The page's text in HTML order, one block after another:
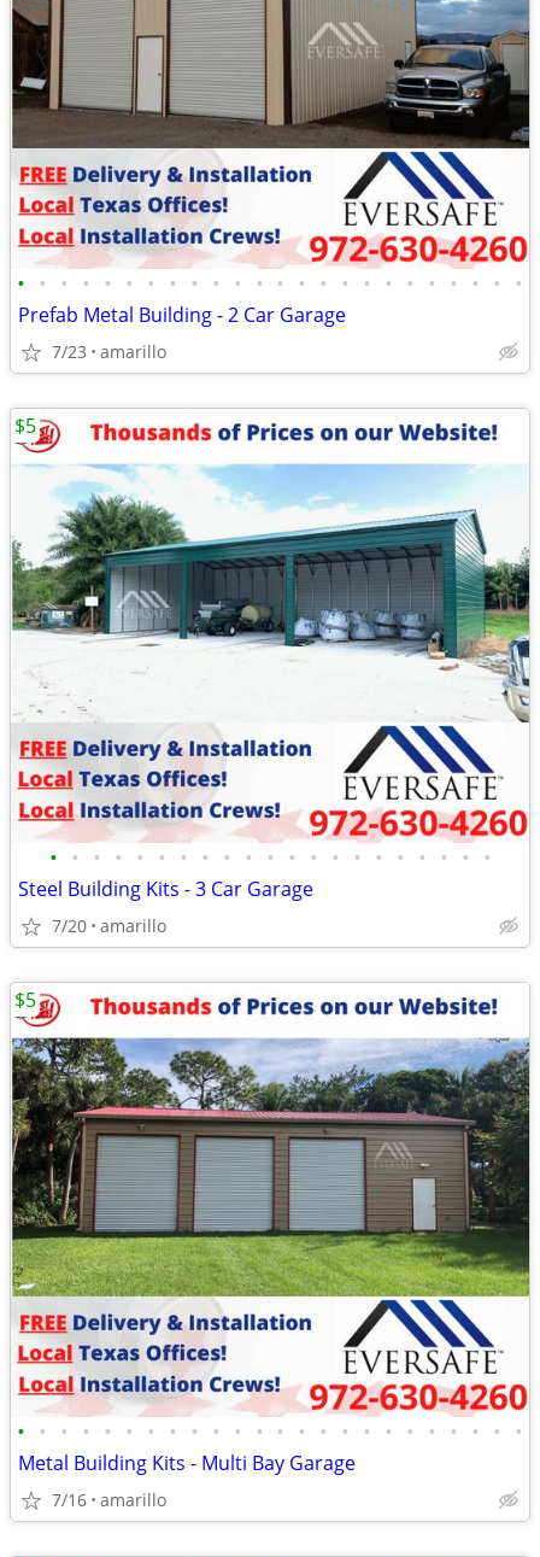
• • • • • • • • • • • • • • • • • • • • • • • •
Prefab Metal Building - 2 Car Garage
7/23 amarillo
• • • • • • • • • • • • • • • • • • • • •
Steel Building Kits - 3 Car Garage
7/20 amarillo
$5
• • • • • • • • • • • • • • • • • • • • • • • •
Metal Building Kits - Multi Bay Garage
7/16 amarillo
$5